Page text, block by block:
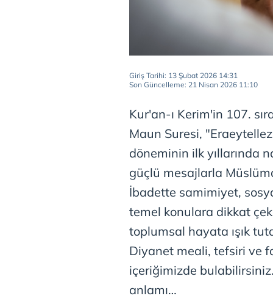
Giriş Tarihi: 13 Şubat 2026 14:31
Son Güncelleme: 21 Nisan 2026 11:10
Kur'an-ı Kerim'in 107.
Maun Suresi,
döneminin ilk yıllarında
güçlü mesajlarla
İbadette samimiyet,
temel konulara dikkat
toplumsal hayata ışık
Diyanet meali, tefsiri ve
içeriğimizde
anlamı…